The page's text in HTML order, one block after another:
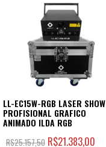
LL-EC15W-RGB LASER SHOW
PROFISIONAL GRAFICO
ANIMADO ILDA RGB
R$25.157,50 R$21.383,00